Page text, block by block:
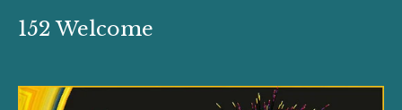
152 Welcome